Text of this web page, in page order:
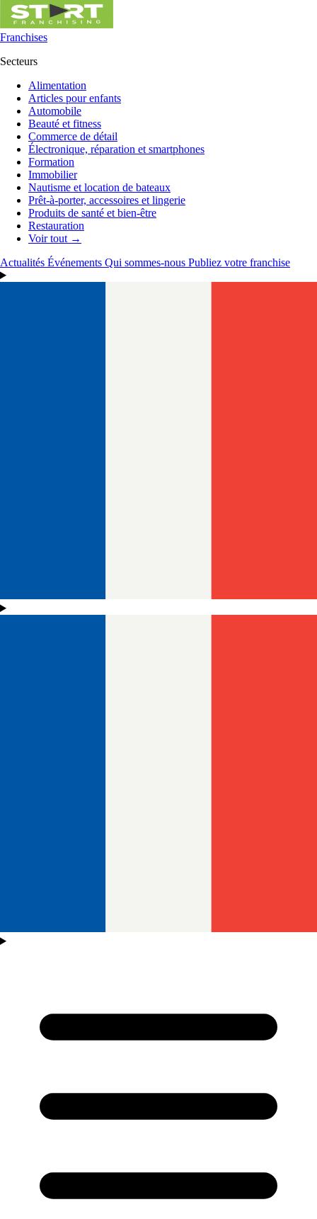
Franchises
Secteurs
Alimentation
Articles pour enfants
Automobile
Beauté et fitness
Commerce de détail
Électronique, réparation et smartphones
Formation
Immobilier
Nautisme et location de bateaux
Prêt-à-porter, accessoires et lingerie
Produits de santé et bien-être
Restauration
Voir tout →
Actualités Événements Qui sommes-nous Publiez votre franchise